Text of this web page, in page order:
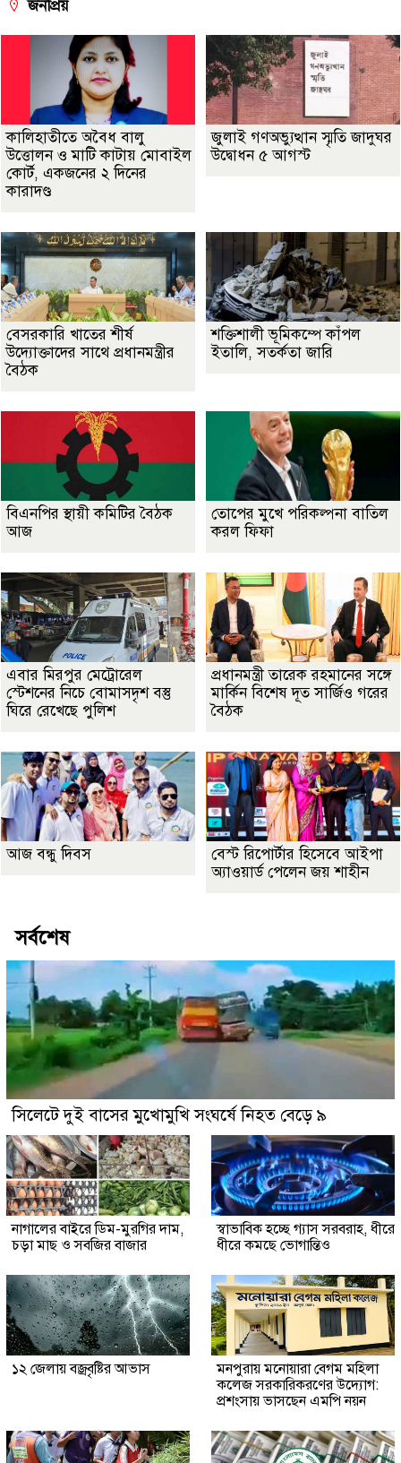
জনপ্রিয়
কালিহাতীতে অবৈধ বালু
উত্তোলন ও মাটি কাটায় মোবাইল
কোর্ট, একজনের ২ দিনের
কারাদণ্ড
জুলাই গণঅভ্যুত্থান স্মৃতি জাদুঘর
উদ্বোধন ৫ আগস্ট
বেসরকারি খাতের শীর্ষ
উদ্যোক্তাদের সাথে প্রধানমন্ত্রীর
বৈঠক
শক্তিশালী ভূমিকম্পে কাঁপল
ইতালি, সতর্কতা জারি
বিএনপির স্থায়ী কমিটির বৈঠক
আজ
তোপের মুখে পরিকল্পনা বাতিল
করল ফিফা
এবার মিরপুর মেট্রোরেল
স্টেশনের নিচে বোমাসদৃশ বস্তু
ঘিরে রেখেছে পুলিশ
প্রধানমন্ত্রী তারেক রহমানের সঙ্গে
মার্কিন বিশেষ দূত সার্জিও গরের
বৈঠক
আজ বন্ধু দিবস
বেস্ট রিপোর্টার হিসেবে আইপা
অ্যাওয়ার্ড পেলেন জয় শাহীন
সর্বশেষ
সিলেটে দুই বাসের মুখোমুখি সংঘর্ষে নিহত বেড়ে ৯
নাগালের বাইরে ডিম-মুরগির দাম,
চড়া মাছ ও সবজির বাজার
স্বাভাবিক হচ্ছে গ্যাস সরবরাহ, ধীরে
ধীরে কমছে ভোগান্তিও
১২ জেলায় বজ্রবৃষ্টির আভাস
মনপুরায় মনোয়ারা বেগম মহিলা
কলেজ সরকারিকরণের উদ্যোগ:
প্রশংসায় ভাসছেন এমপি নয়ন